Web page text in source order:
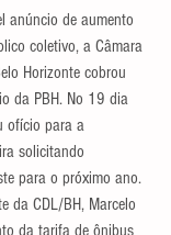
anúncio de aumento
coletivo, a Câmara
Horizonte cobrou
da PBH. No 19 dia
ofício para a
solicitando
para o próximo ano.
da CDL/BH, Marcelo
da tarifa de ônibus